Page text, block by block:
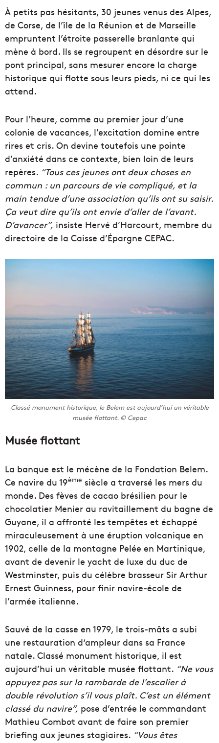
À petits pas hésitants, 30 jeunes venus des Alpes,
de Corse, de l’île de la Réunion et de Marseille
empruntent l’étroite passerelle branlante qui
mène à bord. Ils se regroupent en désordre sur le
pont principal, sans mesurer encore la charge
historique qui flotte sous leurs pieds, ni ce qui les
attend.
Pour l’heure, comme au premier jour d’une
colonie de vacances, l’excitation domine entre
rires et cris. On devine toutefois une pointe
d’anxiété dans ce contexte, bien loin de leurs
repères. “Tous ces jeunes ont deux choses en
commun : un parcours de vie compliqué, et la
main tendue d’une association qu’ils ont su saisir.
Ça veut dire qu’ils ont envie d’aller de l’avant.
D’avancer”, insiste Hervé d’Harcourt, membre du
directoire de la Caisse d’Épargne CEPAC.
Classé monument historique, le Belem est aujourd’hui un véritable
musée flottant. © Cepac
Musée flottant
La banque est le mécène de la Fondation Belem.
Ce navire du 19ème siècle a traversé les mers du
monde. Des fèves de cacao brésilien pour le
chocolatier Menier au ravitaillement du bagne de
Guyane, il a affronté les tempêtes et échappé
miraculeusement à une éruption volcanique en
1902, celle de la montagne Pelée en Martinique,
avant de devenir le yacht de luxe du duc de
Westminster, puis du célèbre brasseur Sir Arthur
Ernest Guinness, pour finir navire-école de
l’armée italienne.
Sauvé de la casse en 1979, le trois-mâts a subi
une restauration d‘ampleur dans sa France
natale. Classé monument historique, il est
aujourd’hui un véritable musée flottant. “Ne vous
appuyez pas sur la rambarde de l’escalier à
double révolution s’il vous plaît. C’est un élément
classé du navire”, pose d’entrée le commandant
Mathieu Combot avant de faire son premier
briefing aux jeunes stagiaires. “Vous êtes